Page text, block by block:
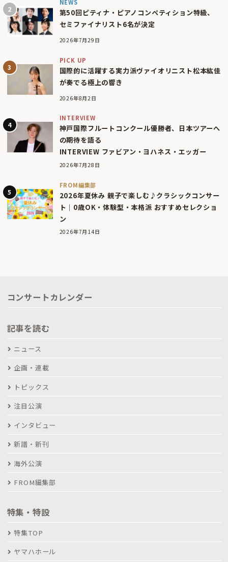
NEWS
第50回ピティナ・ピアノコンペティション特級、
セミファイナリスト6名が決定
2026年7月29日
PICK UP
国際的に活躍する実力派ヴァイオリニスト松本紘佳
が奏でる極上の響き
2026年8月2日
INTERVIEW
神戸国際フルートコンクール優勝者、日本ツアーへ
の期待を語る
INTERVIEW ファビアン・ヨハネス・エッガー
2026年7月28日
FROM編集部
2026年夏休み 親子で楽しむ♪クラシックコンサー
ト｜0歳OK・体験型・本格派 おすすめセレクショ
ン
2026年7月14日
コンサートカレンダー
記事を読む
ニュース
企画・連載
トピックス
注目公演
インタビュー
新譜・新刊
海外公演
FROM編集部
特集・特設
特集TOP
ヤマハホール